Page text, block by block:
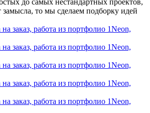
замысла, то мы сделаем подборку идей